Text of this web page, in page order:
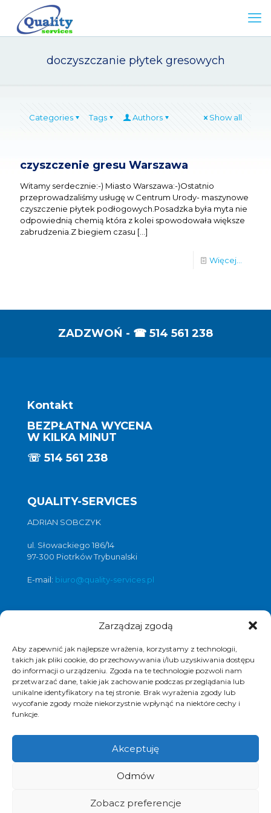
Zarządzaj zgodą
Aby zapewnić jak najlepsze wrażenia, korzystamy z technologii,
takich jak pliki cookie, do przechowywania i/lub uzyskiwania dostępu
do informacji o urządzeniu. Zgoda na te technologie pozwoli nam
przetwarzać dane, takie jak zachowanie podczas przeglądania lub
unikalne identyfikatory na tej stronie. Brak wyrażenia zgody lub
wycofanie zgody może niekorzystnie wpłynąć na niektóre cechy i
funkcje.
Akceptuję
Odmów
Zobacz preferencje
doczyszczanie płytek gresowych
Categories Tags Authors Show all
czyszczenie gresu Warszawa
Witamy serdecznie:-) Miasto Warszawa:-)Ostatnio
przeprowadzaliśmy usługę w Centrum Urody- maszynowe
czyszczenie płytek podłogowych.Posadzka była myta nie
odpowiednią chemią która z kolei spowodowała większe
zabrudzenia.Z biegiem czasu […]
Więcej...
ZADZWOŃ - ☎ 514 561 238
Kontakt
BEZPŁATNA WYCENA
W KILKA MINUT
☏ 514 561 238
QUALITY-SERVICES
ADRIAN SOBCZYK
ul. Słowackiego 186/14
97-300 Piotrków Trybunalski
E-mail: biuro@quality-services.pl
Oferta usług czyszczenia posadzek i
czyszczenie posadzek Warszawa,
czyszczenie posadzek Łódź,
czyszczenie posadzek Poznań,
czyszczenie posadzek Katowice,
czyszczenia obiektów, polimeryzacja posadzek.
piotrkow.pl